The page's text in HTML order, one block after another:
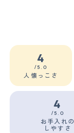
4
/5.0
人懐っこさ
4
/5.0
お手入れの
しやすさ